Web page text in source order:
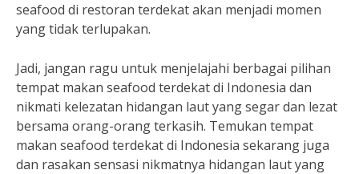
seafood di restoran terdekat akan menjadi momen
yang tidak terlupakan.
Jadi, jangan ragu untuk menjelajahi berbagai pilihan
tempat makan seafood terdekat di Indonesia dan
nikmati kelezatan hidangan laut yang segar dan lezat
bersama orang-orang terkasih. Temukan tempat
makan seafood terdekat di Indonesia sekarang juga
dan rasakan sensasi nikmatnya hidangan laut yang